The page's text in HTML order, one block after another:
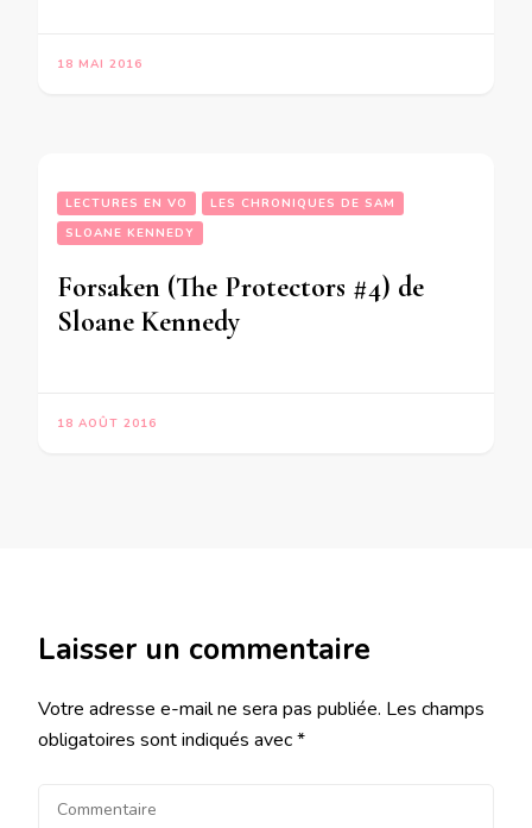
18 MAI 2016
LECTURES EN VO
LES CHRONIQUES DE SAM
SLOANE KENNEDY
Forsaken (The Protectors #4) de
Sloane Kennedy
18 AOÛT 2016
Laisser un commentaire
Votre adresse e-mail ne sera pas publiée. Les champs
obligatoires sont indiqués avec*